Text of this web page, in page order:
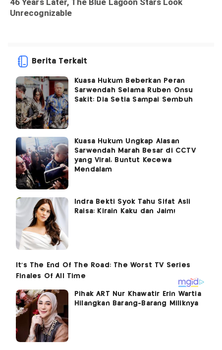
Berita Terkait
Kuasa Hukum Beberkan Peran
Sarwendah Selama Ruben Onsu
Sakit: Dia Setia Sampai Sembuh
Kuasa Hukum Ungkap Alasan
Sarwendah Marah Besar di CCTV
yang Viral, Buntut Kecewa
Mendalam
Indra Bekti Syok Tahu Sifat Asli
Raisa: Kirain Kaku dan Jaim!
Pihak ART Nur Khawatir Erin Wartia
Hilangkan Barang-Barang Miliknya